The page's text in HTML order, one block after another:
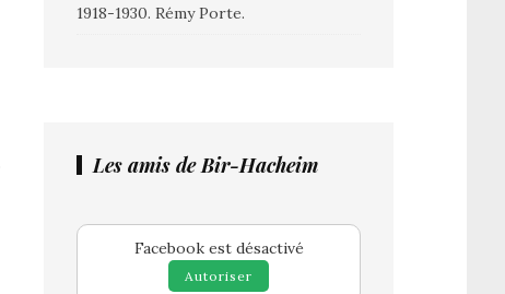
1918-1930. Rémy Porte.
Les amis de Bir-Hacheim
Facebook est désactivé
Autoriser